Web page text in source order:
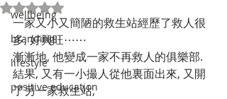
wellbeing
branding
lifestyle
positive education
Rated NaN out of 5 stars.
一家又小又簡陋的救生站經歷了救人很
多, 好興旺⋯⋯
漸漸地, 他變成一家不再救人的俱樂部.
結果, 又有一小撮人從他裏面出來, 又開
了另一家救生站,